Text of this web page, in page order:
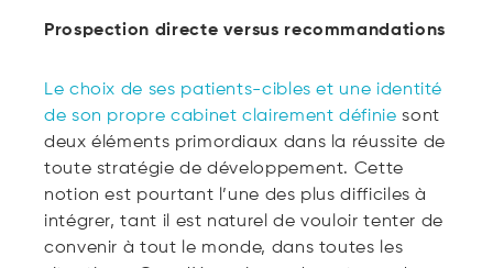
Prospection directe versus recommandations
Le choix de ses patients-cibles et une identité
de son propre cabinet clairement définie sont
deux éléments primordiaux dans la réussite de
toute stratégie de développement. Cette
notion est pourtant l’une des plus difficiles à
intégrer, tant il est naturel de vouloir tenter de
convenir à tout le monde, dans toutes les